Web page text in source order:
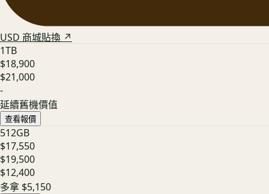
USD 商城貼換 ↗
1TB
$18,900
$21,000
-
延續舊機價值
查看報價
512GB
$17,550
$19,500
$12,400
多拿 $5,150